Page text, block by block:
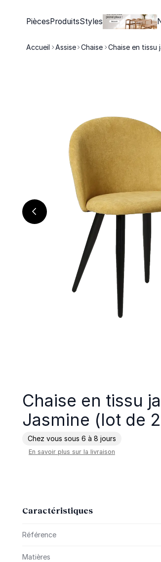
PiècesProduitsStyles
Accueil Assise Chaise Chaise en tissu
Chaise en tissu
Jasmine (lot de
Chez vous sous 6 à 8 jours
En savoir plus sur la livraison
Caractéristiques
Référence
Matières